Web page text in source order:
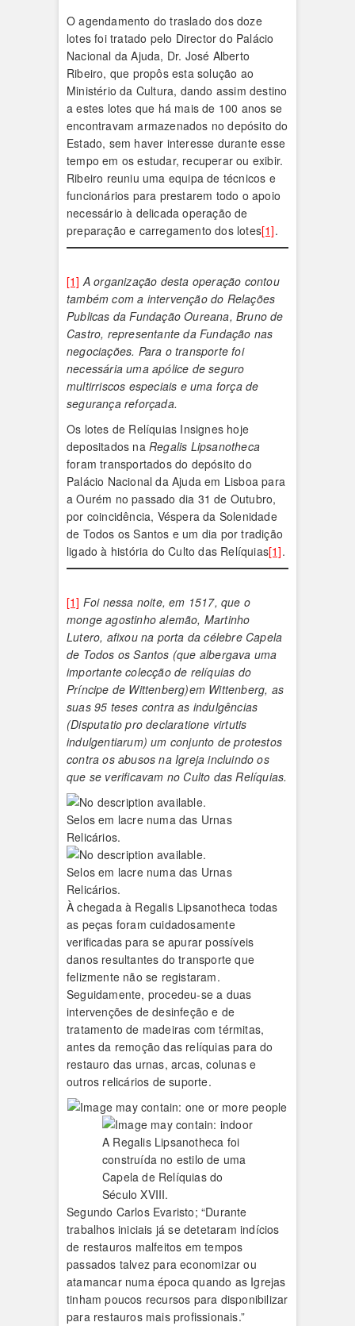
O agendamento do traslado dos doze
lotes foi tratado pelo Director do Palácio
Nacional da Ajuda, Dr. José Alberto
Ribeiro, que propôs esta solução ao
Ministério da Cultura, dando assim destino
a estes lotes que há mais de 100 anos se
encontravam armazenados no depósito do
Estado, sem haver interesse durante esse
tempo em os estudar, recuperar ou exibir.
Ribeiro reuniu uma equipa de técnicos e
funcionários para prestarem todo o apoio
necessário à delicada operação de
preparação e carregamento dos lotes[1].
[1] A organização desta operação contou
também com a intervenção do Relações
Publicas da Fundação Oureana, Bruno de
Castro, representante da Fundação nas
negociações. Para o transporte foi
necessária uma apólice de seguro
multirriscos especiais e uma força de
segurança reforçada.
Os lotes de Relíquias Insignes hoje
depositados na Regalis Lipsanotheca
foram transportados do depósito do
Palácio Nacional da Ajuda em Lisboa para
a Ourém no passado dia 31 de Outubro,
por coincidência, Véspera da Solenidade
de Todos os Santos e um dia por tradição
ligado à história do Culto das Relíquias[1].
[1] Foi nessa noite, em 1517, que o
monge agostinho alemão, Martinho
Lutero, afixou na porta da célebre Capela
de Todos os Santos (que albergava uma
importante colecção de relíquias do
Príncipe de Wittenberg)em Wittenberg, as
suas 95 teses contra as indulgências
(Disputatio pro declaratione virtutis
indulgentiarum) um conjunto de protestos
contra os abusos na Igreja incluindo os
que se verificavam no Culto das Relíquias.
Selos em lacre numa das Urnas
Relicários.
Selos em lacre numa das Urnas
Relicários.
À chegada à Regalis Lipsanotheca todas
as peças foram cuidadosamente
verificadas para se apurar possíveis
danos resultantes do transporte que
felizmente não se registaram.
Seguidamente, procedeu-se a duas
intervenções de desinfeção e de
tratamento de madeiras com térmitas,
antes da remoção das relíquias para do
restauro das urnas, arcas, colunas e
outros relicários de suporte.
A Regalis Lipsanotheca foi
construída no estilo de uma
Capela de Relíquias do
Século XVIII.
Segundo Carlos Evaristo; “Durante
trabalhos iniciais já se detetaram indícios
de restauros malfeitos em tempos
passados talvez para economizar ou
atamancar numa época quando as Igrejas
tinham poucos recursos para disponibilizar
para restauros mais profissionais.”